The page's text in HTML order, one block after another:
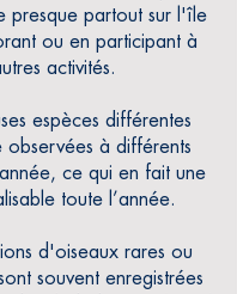
presque partout sur l'île
ou en participant à
activités.
espèces différentes
observées à différents
ce qui en fait une
toute l’année.
d'oiseaux rares ou
souvent enregistrées